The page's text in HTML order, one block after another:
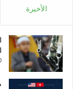
الأخيرة